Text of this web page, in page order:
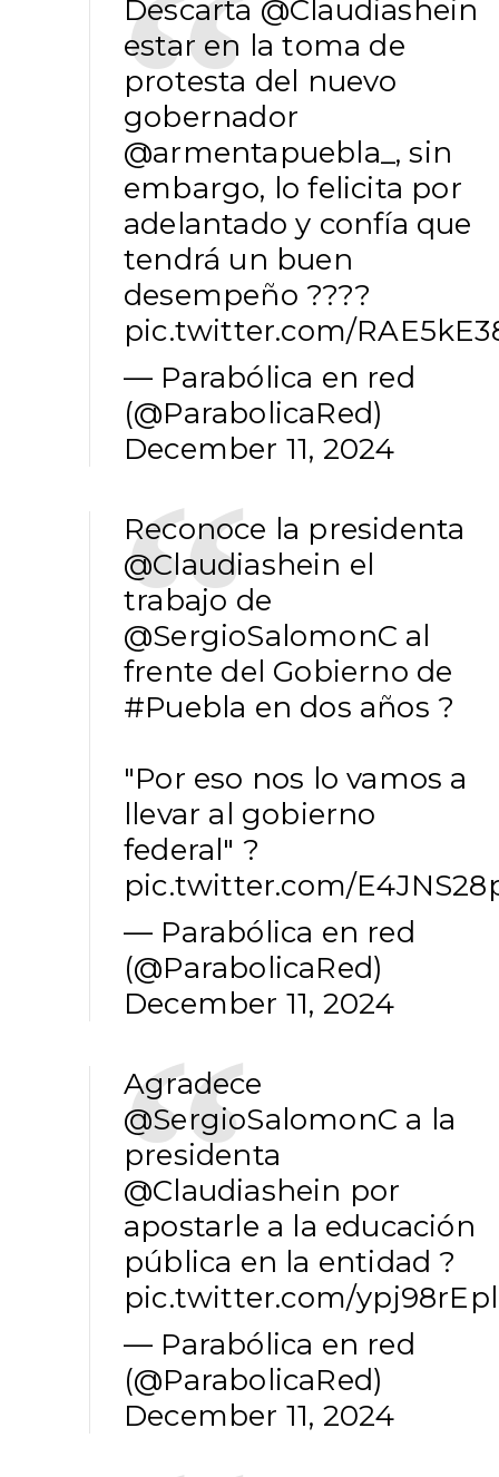
Descarta @Claudiashein
estar en la toma de
protesta del nuevo
gobernador
@armentapuebla_, sin
embargo, lo felicita por
adelantado y confía que
tendrá un buen
desempeño ??‍??
pic.twitter.com/
— Parabólica en red
(@ParabolicaRed)
December 11, 2024
Reconoce la presidenta
@Claudiashein el
trabajo de
@SergioSalomonC al
frente del Gobierno de
#Puebla en dos años ?
"Por eso nos lo vamos a
llevar al gobierno
federal" ?
pic.twitter.com/
— Parabólica en red
(@ParabolicaRed)
December 11, 2024
Agradece
@SergioSalomonC a la
presidenta
@Claudiashein por
apostarle a la educación
pública en la entidad ?
pic.twitter.com/
— Parabólica en red
(@ParabolicaRed)
December 11, 2024